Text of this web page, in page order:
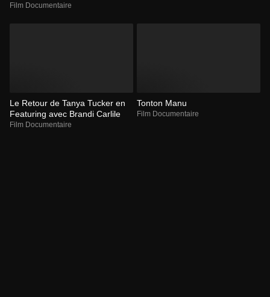
Film Documentaire
Le Retour de Tanya Tucker en
Featuring avec Brandi Carlile
Film Documentaire
Tonton Manu
Film Documentaire